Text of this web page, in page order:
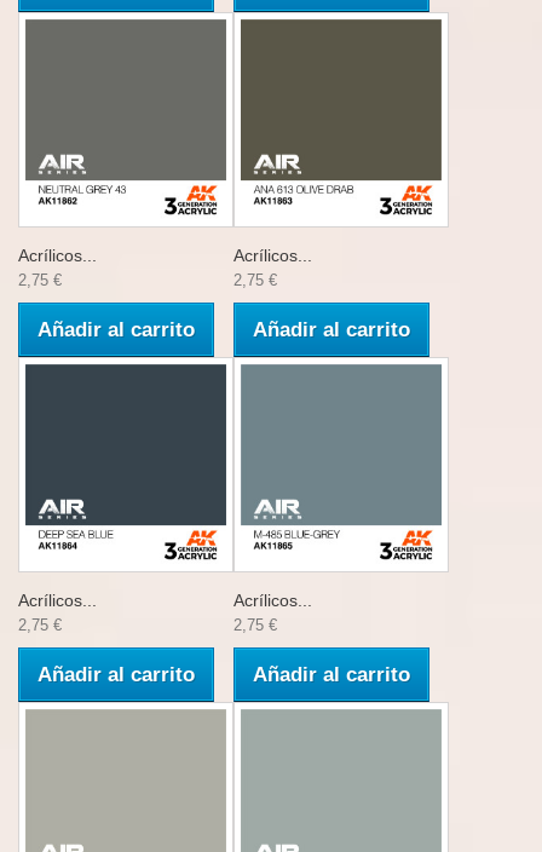
Acrílicos...
2,75 €
Añadir al carrito
Acrílicos...
2,75 €
Añadir al carrito
Acrílicos...
2,75 €
Añadir al carrito
Acrílicos...
2,75 €
Añadir al carrito